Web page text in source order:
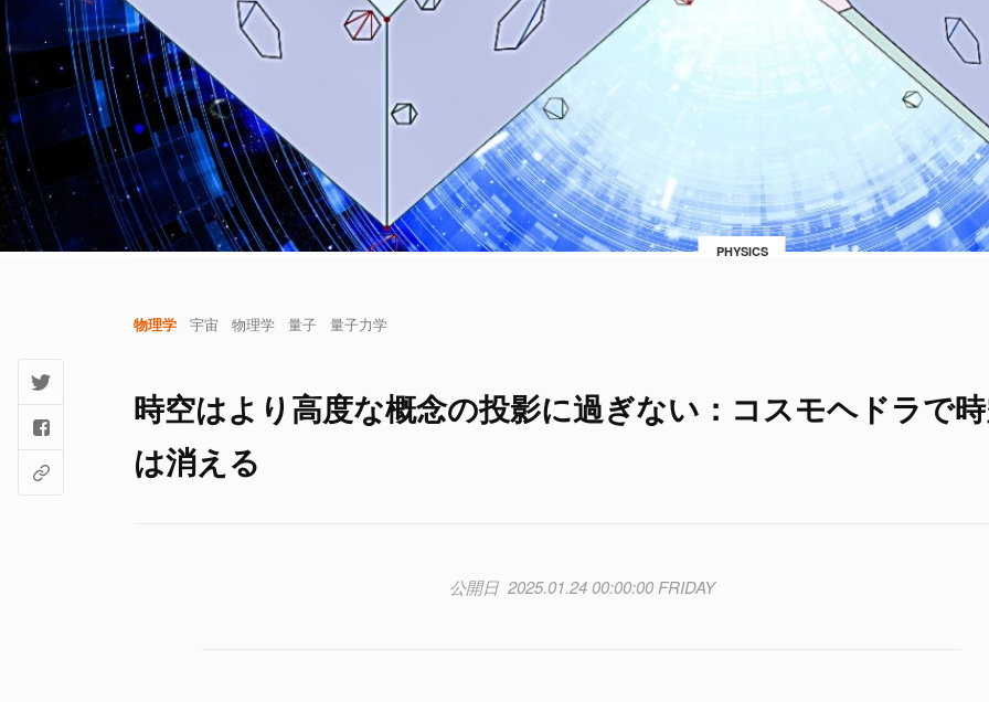
PHYSICS
物理学 宇宙 物理学 量子 量子力学
時空はより高度な概念の投影に過ぎない：コスモヘドラで
は消える
2025.01.24 00:00:00 FRIDAY